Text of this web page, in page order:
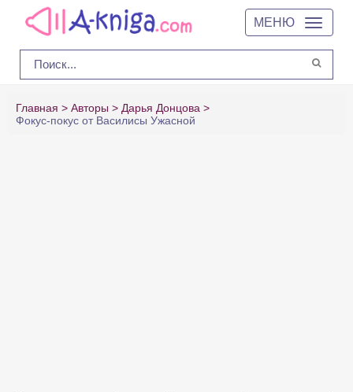
МЕНЮ
Главная Авторы
Дарья Донцова
Фокус-покус от Василисы Ужасной